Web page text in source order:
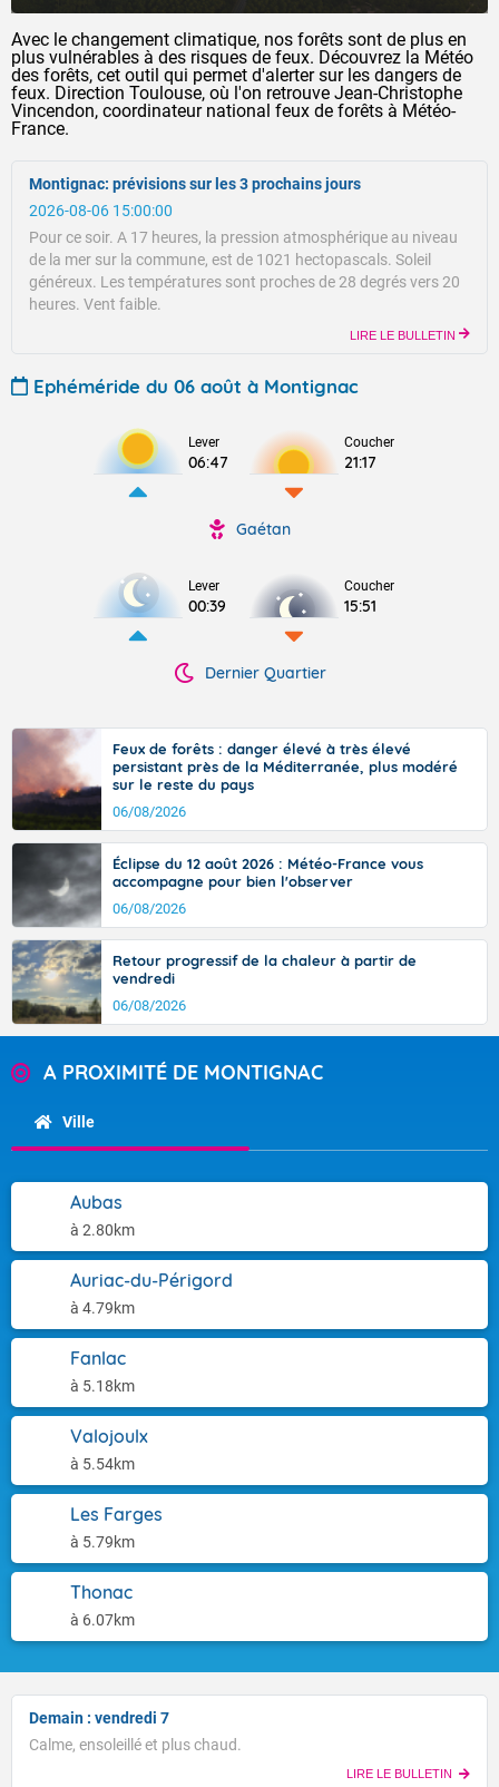
Avec le changement climatique, nos forêts sont de plus en
plus vulnérables à des risques de feux. Découvrez la Météo
des forêts, cet outil qui permet d'alerter sur les dangers de
feux. Direction Toulouse, où l'on retrouve Jean-Christophe
Vincendon, coordinateur national feux de forêts à Météo-
France.
Montignac: prévisions sur les 3 prochains jours
2026-08-06 15:00:00
Pour ce soir. A 17 heures, la pression atmosphérique au niveau
de la mer sur la commune, est de 1021 hectopascals. Soleil
généreux. Les températures sont proches de 28 degrés vers 20
heures. Vent faible.
LIRE LE BULLETIN
Ephéméride du 06 août à Montignac
Lever
06:47
Coucher
21:17
Gaétan
Lever
00:39
Coucher
15:51
Dernier Quartier
Feux de forêts : danger élevé à très élevé
persistant près de la Méditerranée, plus modéré
sur le reste du pays
06/08/2026
Éclipse du 12 août 2026 : Météo-France vous
accompagne pour bien l'observer
06/08/2026
Retour progressif de la chaleur à partir de
vendredi
06/08/2026
A PROXIMITÉ DE MONTIGNAC
Ville
Aubas
à 2.80km
Auriac-du-Périgord
à 4.79km
Fanlac
à 5.18km
Valojoulx
à 5.54km
Les Farges
à 5.79km
Thonac
à 6.07km
Demain : vendredi 7
Calme, ensoleillé et plus chaud.
LIRE LE BULLETIN